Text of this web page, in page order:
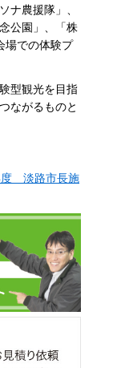
ナ農援隊」、
公園」、「株
場での体験プ
型観光を目指
ながるものと
度 淡路市長施